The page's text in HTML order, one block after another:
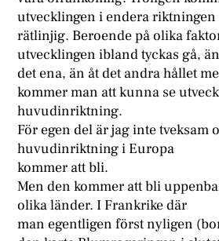
utvecklingen i endera riktningen
rätlinjig. Beroende på olika
utvecklingen ibland tyckas gå,
det ena, än åt det andra hållet
kommer man att kunna se
huvudinriktning.
För egen del är jag inte tveksam
huvudinriktning i Europa
kommer att bli.
Men den kommer att bli
olika länder. I Frankrike där
man egentligen först nyligen